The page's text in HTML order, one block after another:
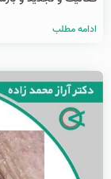
ادامه مطلب